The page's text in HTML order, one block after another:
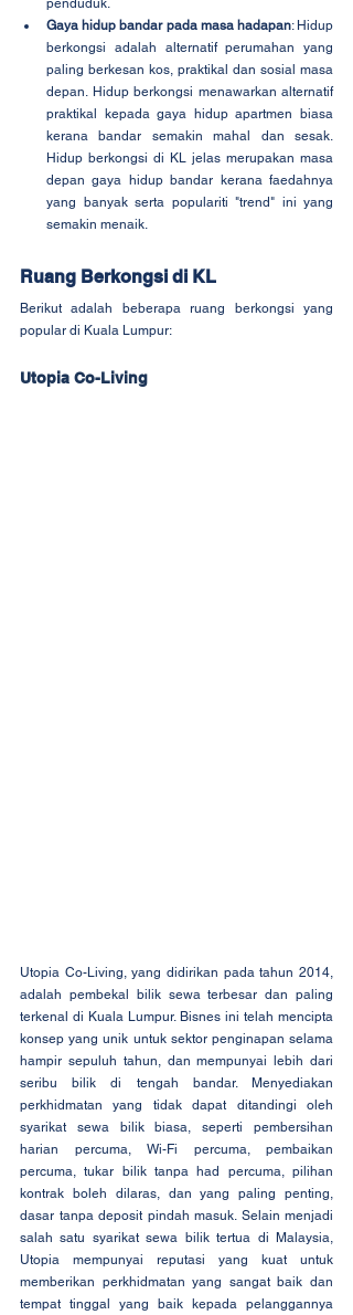
penduduk.
Gaya hidup bandar pada masa hadapan: Hidup
berkongsi adalah alternatif perumahan yang
paling berkesan kos, praktikal dan sosial masa
depan. Hidup berkongsi menawarkan alternatif
praktikal kepada gaya hidup apartmen biasa
kerana bandar semakin mahal dan sesak.
Hidup berkongsi di KL jelas merupakan masa
depan gaya hidup bandar kerana faedahnya
yang banyak serta populariti "trend" ini yang
semakin menaik.
Ruang Berkongsi di KL
Berikut adalah beberapa ruang berkongsi yang
popular di Kuala Lumpur:
Utopia Co-Living
Utopia Co-Living, yang didirikan pada tahun 2014,
adalah pembekal bilik sewa terbesar dan paling
terkenal di Kuala Lumpur. Bisnes ini telah mencipta
konsep yang unik untuk sektor penginapan selama
hampir sepuluh tahun, dan mempunyai lebih dari
seribu bilik di tengah bandar. Menyediakan
perkhidmatan yang tidak dapat ditandingi oleh
syarikat sewa bilik biasa, seperti pembersihan
harian percuma, Wi-Fi percuma, pembaikan
percuma, tukar bilik tanpa had percuma, pilihan
kontrak boleh dilaras, dan yang paling penting,
dasar tanpa deposit pindah masuk. Selain menjadi
salah satu syarikat sewa bilik tertua di Malaysia,
Utopia mempunyai reputasi yang kuat untuk
memberikan perkhidmatan yang sangat baik dan
tempat tinggal yang baik kepada pelanggannya